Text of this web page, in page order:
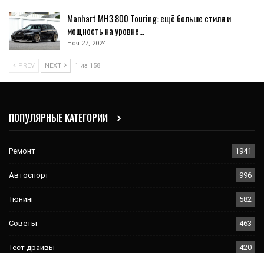
Manhart MH3 800 Touring: ещё больше стиля и
мощность на уровне…
Ноя 27, 2024
PREV NEXT 1 из 158
ПОПУЛЯРНЫЕ КАТЕГОРИИ
Ремонт 1941
Автоспорт 996
Тюнинг 582
Советы 463
Тест драйвы 420